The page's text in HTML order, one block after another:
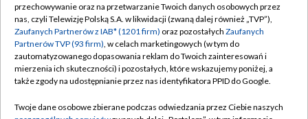
Abonament TVP
Emisja w TVP
Centrum informacji TVP
Naziemna Telewizja Cyfrowa
Regulamin TVP
Polityka prywatności
Moje zgody
Pomoc
przechowywanie oraz na przetwarzanie Twoich danych osobowych przez
nas, czyli Telewizję Polską S.A. w likwidacji (zwaną dalej również „TVP”),
Zaufanych Partnerów z IAB* (1201 firm) oraz pozostałych Zaufanych
Partnerów TVP (93 firm), w celach marketingowych (w tym do
zautomatyzowanego dopasowania reklam do Twoich zainteresowań i
mierzenia ich skuteczności) i pozostałych, które wskazujemy poniżej, a
także zgody na udostępnianie przez nas identyfikatora PPID do Google.
Twoje dane osobowe zbierane podczas odwiedzania przez Ciebie naszych